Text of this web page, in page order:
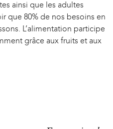
ainsi que les adultes
que 80% de nos besoins en
L’alimentation participe
grâce aux fruits et aux